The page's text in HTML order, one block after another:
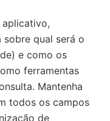
aplicativo,
sobre qual será o
e como os
ferramentas
Mantenha
todos os campos
de